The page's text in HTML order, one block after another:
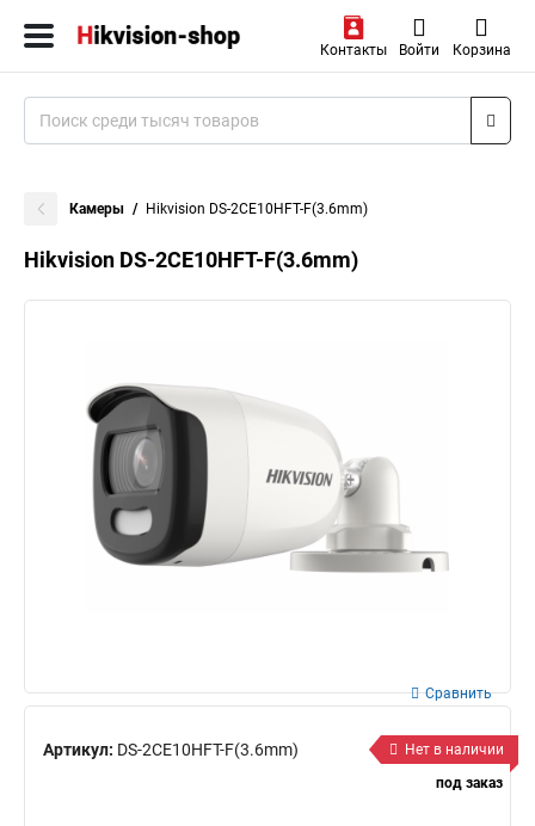
Контакты Войти Корзина
Камеры Hikvision DS-2CE10HFT-F(3.6mm)
Hikvision DS-2CE10HFT-F(3.6mm)
Артикул: DS-2CE10HFT-F(3.6mm)
Сравнить
Нет в наличии
под заказ